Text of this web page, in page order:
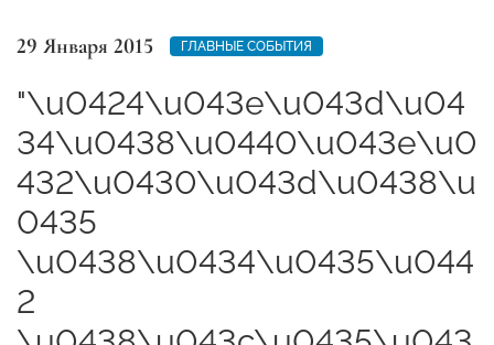
29 Января 2015 ГЛАВНЫЕ СОБЫТИЯ
"\u0424\u043e\u043d\u04
34\u0438\u0440\u043e\u0
432\u0430\u043d\u0438\u
0435
\u0438\u0434\u0435\u044
2